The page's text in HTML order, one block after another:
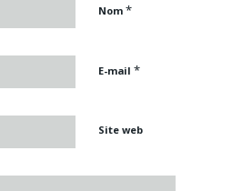
Nom *
E-mail *
Site web